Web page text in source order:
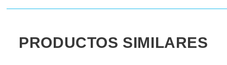
PRODUCTOS SIMILARES